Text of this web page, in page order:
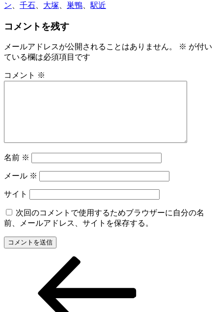
ン
千石 大塚 巣鴨 駅近
コメントを残す
メールアドレスが公開されることはありません。 ※ が付い
ている欄は必須項目です
コメント ※
名前 ※
メール ※
サイト
次回のコメントで使用するためブラウザーに自分の名
前、メールアドレス、サイトを保存する。